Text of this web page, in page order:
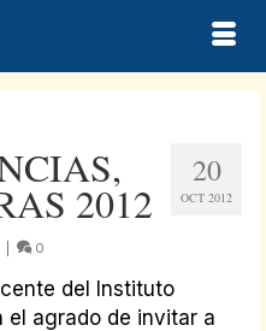
20
OCT 2012
2012
0
del Instituto
el agrado de invitar a